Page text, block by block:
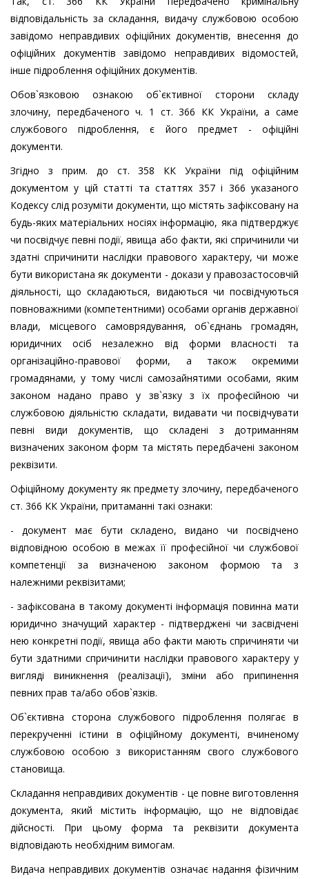
відповідальність за складання, видачу службовою особою
завідомо неправдивих офіційних документів, внесення до
офіційних документів завідомо неправдивих відомостей,
інше підроблення офіційних документів.
Обов`язковою ознакою об`єктивної сторони складу
злочину, передбаченого ч. 1 ст. 366 КК України, а саме
службового підроблення, є його предмет - офіційні
документи.
Згідно з прим. до ст. 358 КК України під офіційним
документом у цій статті та статтях 357 і 366 указаного
Кодексу слід розуміти документи, що містять зафіксовану на
будь-яких матеріальних носіях інформацію, яка підтверджує
чи посвідчує певні події, явища або факти, які спричинили чи
здатні спричинити наслідки правового характеру, чи може
бути використана як документи - докази у правозастосовчій
діяльності, що складаються, видаються чи посвідчуються
повноважними (компетентними) особами органів державної
влади, місцевого самоврядування, об`єднань громадян,
юридичних осіб незалежно від форми власності та
організаційно-правової форми, а також окремими
громадянами, у тому числі самозайнятими особами, яким
законом надано право у зв`язку з їх професійною чи
службовою діяльністю складати, видавати чи посвідчувати
певні види документів, що складені з дотриманням
визначених законом форм та містять передбачені законом
реквізити.
Офіційному документу як предмету злочину, передбаченого
ст. 366 КК України, притаманні такі ознаки:
- документ має бути складено, видано чи посвідчено
відповідною особою в межах її професійної чи службової
компетенції за визначеною законом формою та з
належними реквізитами;
- зафіксована в такому документі інформація повинна мати
юридично значущий характер - підтверджені чи засвідчені
нею конкретні події, явища або факти мають спричиняти чи
бути здатними спричинити наслідки правового характеру у
вигляді виникнення (реалізації), зміни або припинення
певних прав та/або обов`язків.
Об`єктивна сторона службового підроблення полягає в
перекрученні істини в офіційному документі, вчиненому
службовою особою з використанням свого службового
становища.
Складання неправдивих документів - це повне виготовлення
документа, який містить інформацію, що не відповідає
дійсності. При цьому форма та реквізити документа
відповідають необхідним вимогам.
Видача неправдивих документів означає надання фізичним